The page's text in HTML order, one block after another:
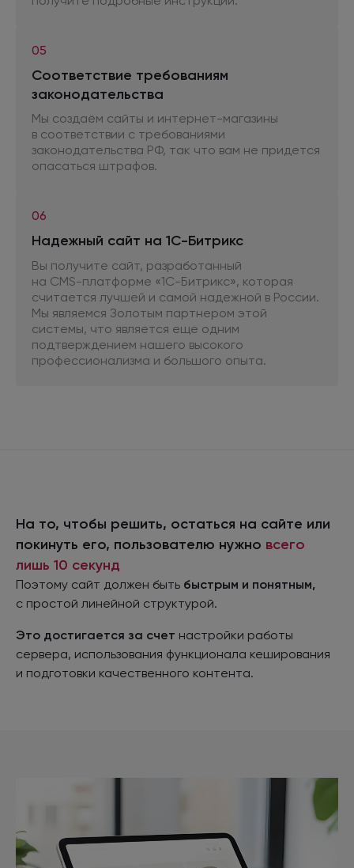
05
Соответствие требованиям
законодательства
Мы создаём сайты и интернет-магазины
в соответствии с требованиями
законодательства РФ, так что вам не придется
опасаться штрафов.
06
Надежный сайт на 1С-Битрикс
Вы получите сайт, разработанный
на CMS-платформе «1С-Битрикс», которая
считается лучшей и самой надежной в России.
Мы являемся Золотым партнером этой
системы, что является еще одним
подтверждением нашего высокого
профессионализма и большого опыта.
На то, чтобы решить, остаться на сайте или
покинуть его, пользователю нужно всего
лишь 10 секунд
Поэтому сайт должен быть быстрым и понятным,
с простой линейной структурой.
Это достигается за счет настройки работы
сервера, использования функционала кеширования
и подготовки качественного контента.